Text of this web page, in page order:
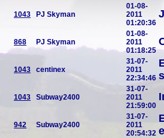
1043 PJ Skyman
01-08-
2011
01:20:36
868 PJ Skyman
01-08-
2011
01:18:25
1043 centinex
31-07-
2011
22:34:46
1043 Subway2400
31-07-
2011
21:59:00
942 Subway2400
31-07-
2011
20:54:32